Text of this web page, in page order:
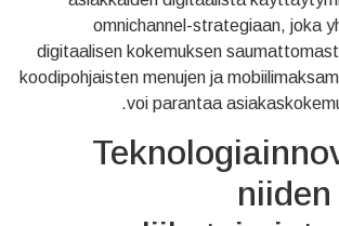
omnichannel-strategiaan, joka
digitaalisen kokemuksen
koodipohjaisten menujen ja
voi parantaa